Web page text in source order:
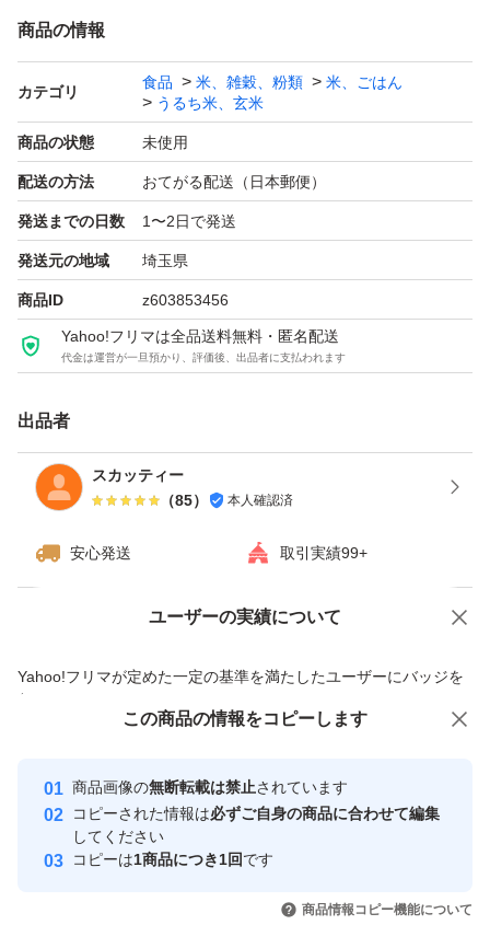
商品の情報
カテゴリ
食品 米、雑穀、粉類
米、ごはん
うるち米、玄米
商品の状態 未使用
配送の方法 おてがる配送（日本郵便）
発送までの日数 1〜2日で発送
発送元の地域 埼玉県
商品ID z603853456
Yahoo!フリマは全品送料無料・匿名配送
代金は運営が一旦預かり、評価後、出品者に支払われます
出品者
スカッティー
（85） 本人確認済
安心発送 取引実績99+
ユーザーの実績について
Yahoo!フリマが定めた一定の基準を満たしたユーザーにバッジを
付与しています
安心取引出品者
心・安全なユーザーです
取引実績
引を完了させた実績があります
価格の相談 商品への質問
この商品の情報をコピーします
商品画像の無断転載は禁止されています
コピーされた情報は必ずご自身の商品に合わせて編集
してください
コピーは1商品につき1回です
商品情報コピー機能について
この商品をみている人にオススメ